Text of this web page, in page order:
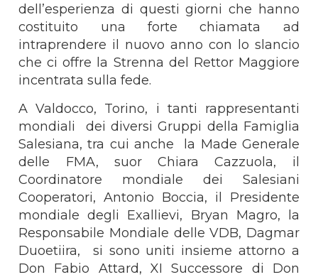
dell’esperienza di questi giorni che hanno
costituito una forte chiamata ad
intraprendere il nuovo anno con lo slancio
che ci offre la Strenna del Rettor Maggiore
incentrata sulla fede.
A Valdocco, Torino, i tanti rappresentanti
mondiali dei diversi Gruppi della Famiglia
Salesiana, tra cui anche la Made Generale
delle FMA, suor Chiara Cazzuola, il
Coordinatore mondiale dei Salesiani
Cooperatori, Antonio Boccia, il Presidente
mondiale degli Exallievi, Bryan Magro, la
Responsabile Mondiale delle VDB, Dagmar
Duoetiira, si sono uniti insieme attorno a
Don Fabio Attard, XI Successore di Don